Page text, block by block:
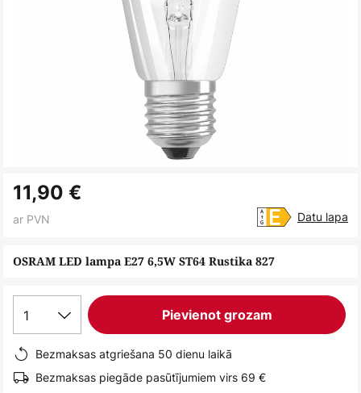
uz
galerijas
OSRAM LED lampa E27 6,5W ST64 Rustika 827
11,90 €
ar PVN Datu lapa
1 Pievienot grozam
Bezmaksas atgriešana 50 dienu laikā
Bezmaksas piegāde pasūtījumiem virs 69 €